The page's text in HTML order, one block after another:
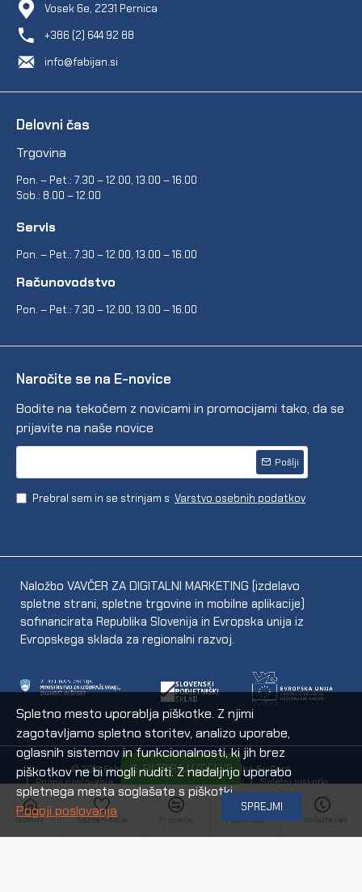
Vosek 6e, 2231 Pernica
+386 (2) 644 92 88
info@fabijan.si
Delovni čas
Trgovina
Pon. – Pet.: 7.30 – 12.00, 13.00 – 16.00
Sob.: 8.00 – 12.00
Servis
Pon. – Pet.: 7.30 – 12.00, 13.00 – 16.00
Računovodstvo
Pon. – Pet.: 7.30 – 12.00, 13.00 – 16.00
Naročite se na E-novice
Bodite na tekočem z novicami in promocijami tako, da se
prijavite na naše novice
Pošlji
Prebral sem in se strinjam s Varstvo osebnih podatkov
Naložbo VAVČER ZA DIGITALNI MARKETING (izdelavo
spletne strani, spletne trgovine in mobilne aplikacije)
sofinancirata Republika Slovenija in Evropska unija iz
Evropskega sklada za regionalni razvoj.
© 2021 Fabijan d.o.o.
Tehnična izvedba EpiCoro
Pogoji poslovanja
Varstvo osebnih podatkov Spletni piškotki
Domov Seznam želja Pišite nam Pokličite nas
SPREJMI
Spletno mesto uporablja piškotke. Z njimi
zagotavljamo spletno storitev, analizo uporabe,
oglasnih sistemov in funkcionalnosti, ki jih brez
piškotkov ne bi mogli nuditi. Z nadaljnjo uporabo
spletnega mesta soglašate s piškotki.
Pogoji poslovanja
FILTRIRAJ IZDELKE